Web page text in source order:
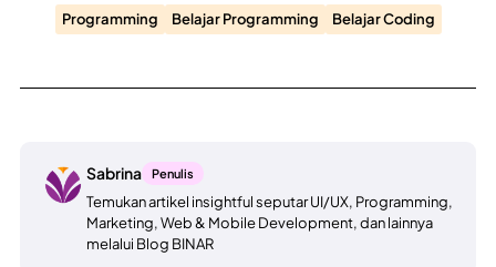
Programming Belajar Programming Belajar Coding
Sabrina Penulis
Temukan artikel insightful seputar UI/UX, Programming,
Marketing, Web & Mobile Development, dan lainnya
melalui Blog BINAR